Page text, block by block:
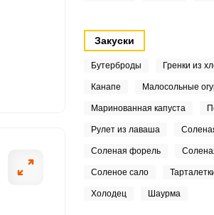
Закуски
Бутерброды Гренки из
Канапе Малосольные
Маринованная капуста
Рулет из лаваша
Соленая форель
Соленое сало
Холодец Шаурма
в миску и заливаем
воду и отжимаем